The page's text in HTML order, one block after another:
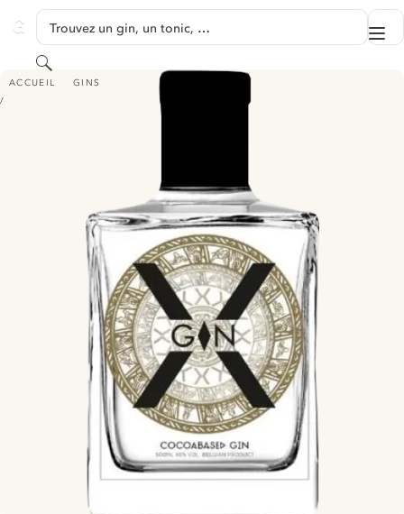
GINVENTORY
Trouvez un gin, un tonic, …
Rechercher
ACCUEIL GINS
X-GIN - A PURE APHRODISIAC